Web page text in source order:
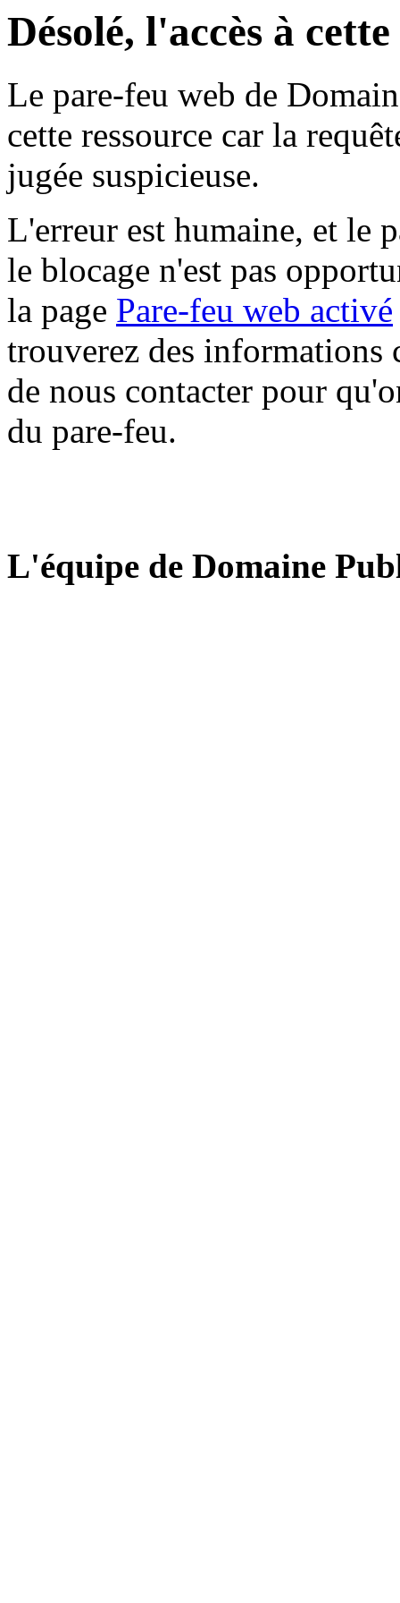
Désolé, l'accès à
Le pare-feu web de
cette ressource car la
jugée suspicieuse.
L'erreur est humaine, et le
le blocage n'est pas
la page Pare-feu web activé
trouverez des informations
de nous contacter pour
du pare-feu.
L'équipe de Domaine